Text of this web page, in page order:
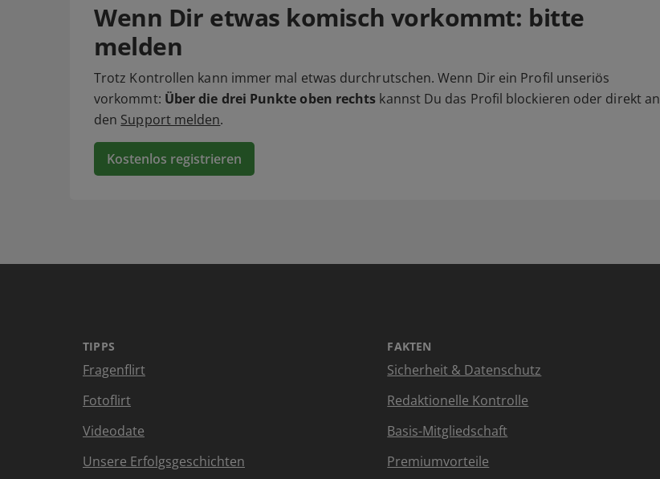
Wenn Dir etwas komisch vorkommt: bitte
melden
Trotz Kontrollen kann immer mal etwas durchrutschen. Wenn Dir ein Profil unseriös
vorkommt: Über die drei Punkte oben rechts kannst Du das Profil blockieren oder direkt an
den Support melden.
Kostenlos registrieren
TIPPS
Fragenflirt
Fotoflirt
Videodate
Unsere Erfolgsgeschichten
FAKTEN
Sicherheit & Datenschutz
Redaktionelle Kontrolle
Basis-Mitgliedschaft
Premiumvorteile